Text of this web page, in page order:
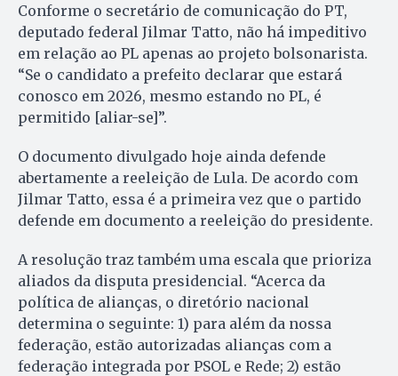
Conforme o secretário de comunicação do PT,
deputado federal Jilmar Tatto, não há impeditivo
em relação ao PL apenas ao projeto bolsonarista.
“Se o candidato a prefeito declarar que estará
conosco em 2026, mesmo estando no PL, é
permitido [aliar-se]”.
O documento divulgado hoje ainda defende
abertamente a reeleição de Lula. De acordo com
Jilmar Tatto, essa é a primeira vez que o partido
defende em documento a reeleição do presidente.
A resolução traz também uma escala que prioriza
aliados da disputa presidencial. “Acerca da
política de alianças, o diretório nacional
determina o seguinte: 1) para além da nossa
federação, estão autorizadas alianças com a
federação integrada por PSOL e Rede; 2) estão